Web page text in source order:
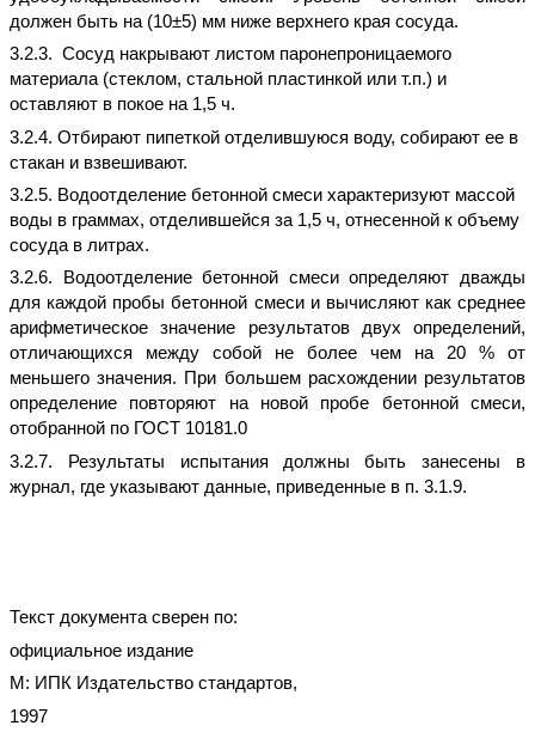
должен быть на (10±5) мм ниже верхнего края сосуда.
3.2.3. Сосуд накрывают листом паронепроницаемого
материала (стеклом, стальной пластинкой или т.п.) и
оставляют в покое на 1,5 ч.
3.2.4. Отбирают пипеткой отделившуюся воду, собирают ее в
стакан и взвешивают.
3.2.5. Водоотделение бетонной смеси характеризуют массой
воды в граммах, отделившейся за 1,5 ч, отнесенной к объему
сосуда в литрах.
3.2.6. Водоотделение бетонной смеси определяют дважды
для каждой пробы бетонной смеси и вычисляют как среднее
арифметическое значение результатов двух определений,
отличающихся между собой не более чем на 20 % от
меньшего значения. При большем расхождении результатов
определение повторяют на новой пробе бетонной смеси,
отобранной по ГОСТ 10181.0
3.2.7. Результаты испытания должны быть занесены в
журнал, где указывают данные, приведенные в п. 3.1.9.
Текст документа сверен по:
официальное издание
М: ИПК Издательство стандартов,
1997